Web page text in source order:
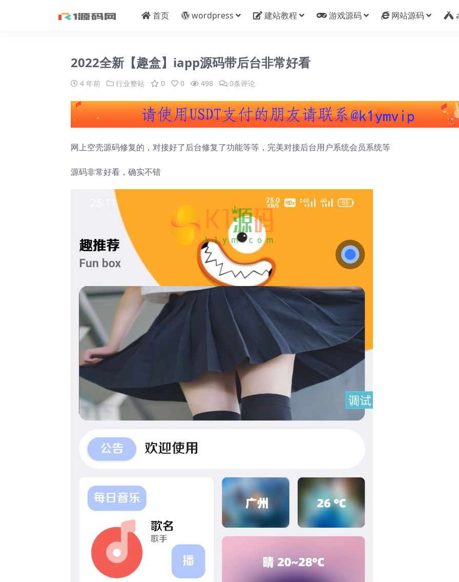
首页 wordpress 建站教程 游戏源码 网站源码
2022全新【趣盒】iapp源码带后台非常好看
4 年前 行业整站 0 0 498 0条评论
网上空壳源码修复的，对接好了后台修复了功能等等，完美对接后台用户系统会员系统等
源码非常好看，确实不错